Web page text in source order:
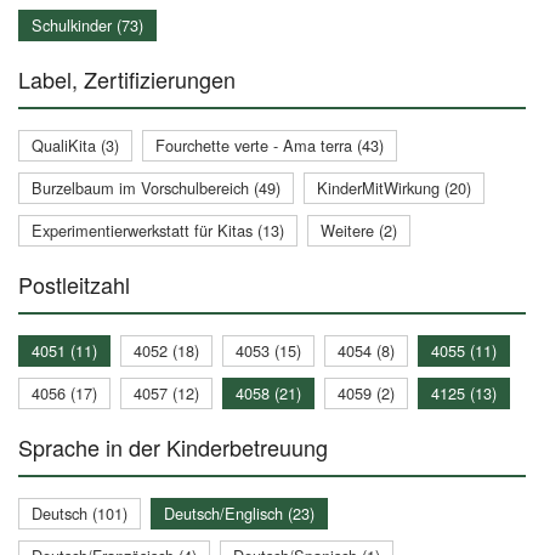
Schulkinder (73)
Label, Zertifizierungen
QualiKita (3)
Fourchette verte - Ama terra (43)
Burzelbaum im Vorschulbereich (49)
KinderMitWirkung (20)
Experimentierwerkstatt für Kitas (13)
Weitere (2)
Postleitzahl
4051 (11) 4052 (18) 4053 (15) 4054 (8)
4055 (11)
4056 (17)
4057 (12) 4058 (21) 4059 (2) 4125 (13)
Sprache in der Kinderbetreuung
Deutsch (101)
Deutsch/Englisch (23)